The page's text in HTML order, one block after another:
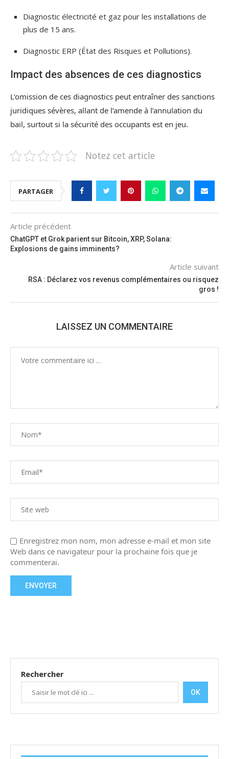
Diagnostic électricité et gaz pour les installations de
plus de 15 ans.
Diagnostic ERP (État des Risques et Pollutions).
Impact des absences de ces diagnostics
L’omission de ces diagnostics peut entraîner des sanctions
juridiques sévères, allant de l’amende à l’annulation du
bail, surtout si la sécurité des occupants est en jeu.
Notez cet article
PARTAGER
Article précédent
ChatGPT et Grok parient sur Bitcoin, XRP, Solana:
Explosions de gains imminents?
Article suivant
RSA : Déclarez vos revenus complémentaires ou risquez
gros !
LAISSEZ UN COMMENTAIRE
Enregistrez mon nom, mon adresse e-mail et mon site
Web dans ce navigateur pour la prochaine fois que je
commenterai.
Rechercher
OK